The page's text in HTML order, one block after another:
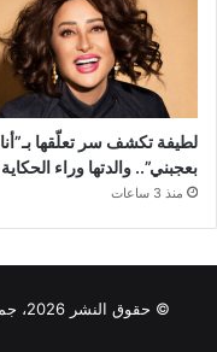
لطيفة تكشف سر تعلّقها بـ”أنا
بعجبني”.. والدتها وراء الحكاية
منذ 3 ساعات
© حقوق النشر 2026، جميع الحقوق محفوظة |